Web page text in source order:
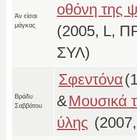
Άν είσαι
μάγκας
οθόνη της
(2005, L,
ΣΥΛ)
Βράδυ
Σαββάτου
Σφεντόνα
&Μουσικά
ύλης